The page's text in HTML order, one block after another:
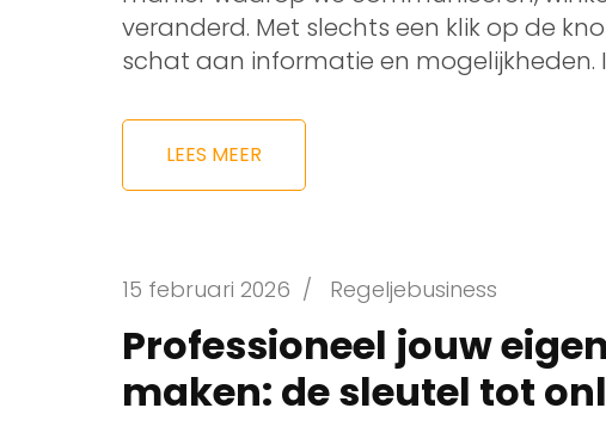
veranderd. Met slechts een klik op de
schat aan informatie en mogelijkheden.
LEES MEER
15 februari 2026 / Regeljebusiness
Professioneel jouw
maken: de sleutel tot